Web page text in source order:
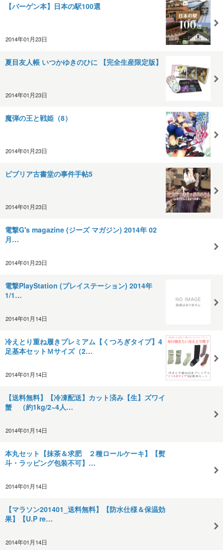
【バーゲン本】日本の駅100選
2014年01月23日
夏目友人帳 いつかゆきのひに 【完全生産限定版】
2014年01月23日
魔弾の王と戦姫（8）
2014年01月23日
ビブリア古書堂の事件手帖5
2014年01月23日
電撃G's magazine (ジーズ マガジン) 2014年 02
月…
2014年01月23日
電撃PlayStation (プレイステーション) 2014年
1/1…
2014年01月14日
冷えとり重ね履きプレミアム【くつろぎタイプ】4
足基本セットＭサイズ（2…
2014年01月14日
【送料無料】【冷凍配送】カット済み【生】ズワイ
蟹 （約1kg/2~4人…
2014年01月14日
本丸セット【抹茶＆求肥 ２種ロールケーキ】【熨
斗・ラッピング包装不可】…
2014年01月14日
【マラソン201401_送料無料】【防水仕様＆保温効
果】【U.P re…
2014年01月14日